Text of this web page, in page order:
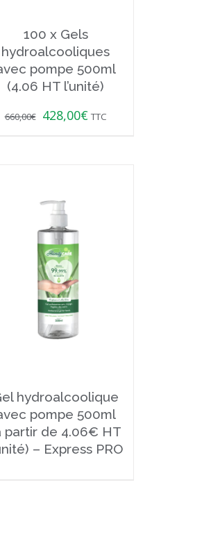
100 x Gels
hydroalcooliques
pompe 500ml
(4.06 HT l’unité)
660,00€ 428,00€ TTC
hydroalcoolique
pompe 500ml
partir de 4.06€ HT
– Express PRO